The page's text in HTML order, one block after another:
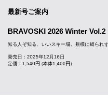
最新号ご案内
BRAVOSKI 2026 Winter Vol.2
知る人ぞ知る、いいスキー場。規模に縛られ
発売日：2025年12月16日
定価：1,540円 (本体1,400円)